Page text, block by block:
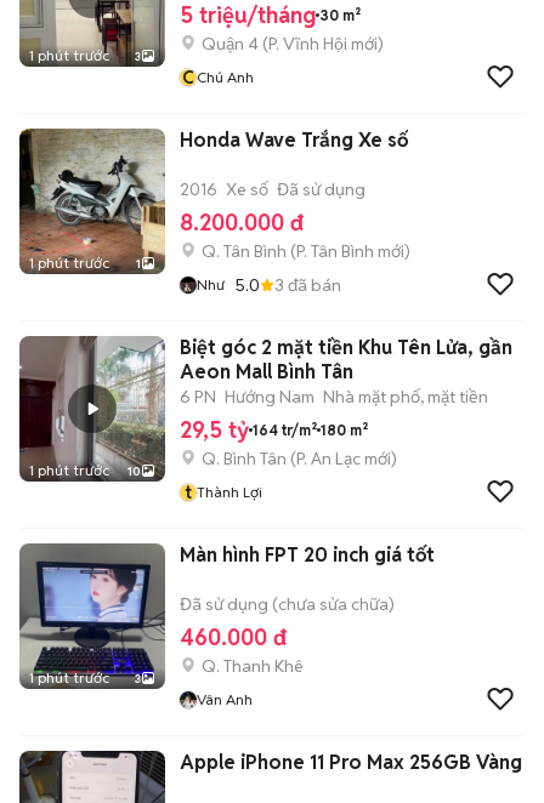
1 phút trước 3
5 triệu/tháng 30 m²
Quận 4 (P. Vĩnh Hội mới)
CChú Anh
1 phút trước 1
Honda Wave Trắng Xe số
2016 Xe số Đã sử dụng
8.200.000 đ
Q. Tân Bình (P. Tân Bình mới)
Như 5.0 3 đã bán
1 phút trước 10
Biệt góc 2 mặt tiền Khu Tên Lửa, gần
Aeon Mall Bình Tân
6 PN Hướng Nam Nhà mặt phố, mặt tiền
29,5 tỷ 164 tr/m² 180 m²
Q. Bình Tân (P. An Lạc mới)
t Thành Lợi
1 phút trước 3
Màn hình FPT 20 inch giá tốt
Đã sử dụng (chưa sửa chữa)
460.000 đ
Q. Thanh Khê
Vân Anh
Apple iPhone 11 Pro Max 256GB Vàng